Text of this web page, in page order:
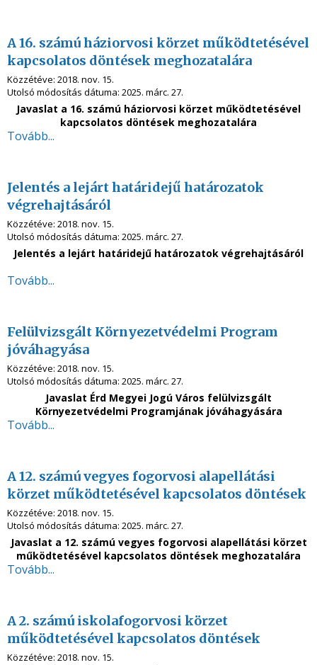
A 16. számú háziorvosi körzet működtetésével
kapcsolatos döntések meghozatalára
Közzétéve: 2018. nov. 15.
Utolsó módosítás dátuma: 2025. márc. 27.
Javaslat a 16. számú háziorvosi körzet működtetésével
kapcsolatos döntések meghozatalára
Tovább...
Jelentés a lejárt határidejű határozatok
végrehajtásáról
Közzétéve: 2018. nov. 15.
Utolsó módosítás dátuma: 2025. márc. 27.
Jelentés a lejárt határidejű határozatok végrehajtásáról
Tovább...
Felülvizsgált Környezetvédelmi Program
jóváhagyása
Közzétéve: 2018. nov. 15.
Utolsó módosítás dátuma: 2025. márc. 27.
Javaslat Érd Megyei Jogú Város felülvizsgált
Környezetvédelmi Programjának jóváhagyására
Tovább...
A 12. számú vegyes fogorvosi alapellátási
körzet működtetésével kapcsolatos döntések
Közzétéve: 2018. nov. 15.
Utolsó módosítás dátuma: 2025. márc. 27.
Javaslat a 12. számú vegyes fogorvosi alapellátási körzet
működtetésével kapcsolatos döntések meghozatalára
Tovább...
A 2. számú iskolafogorvosi körzet
működtetésével kapcsolatos döntések
Közzétéve: 2018. nov. 15.